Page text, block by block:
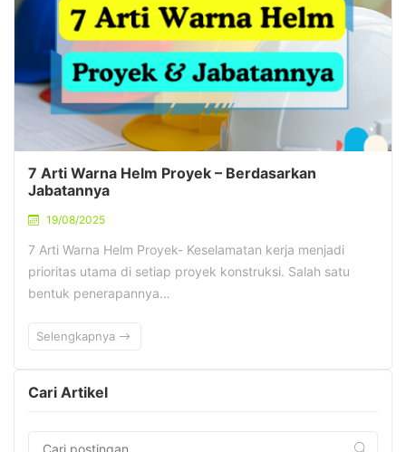
7 Arti Warna Helm Proyek – Berdasarkan
Jabatannya
19/08/2025
7 Arti Warna Helm Proyek- Keselamatan kerja menjadi
prioritas utama di setiap proyek konstruksi. Salah satu
bentuk penerapannya…
Selengkapnya
Cari Artikel